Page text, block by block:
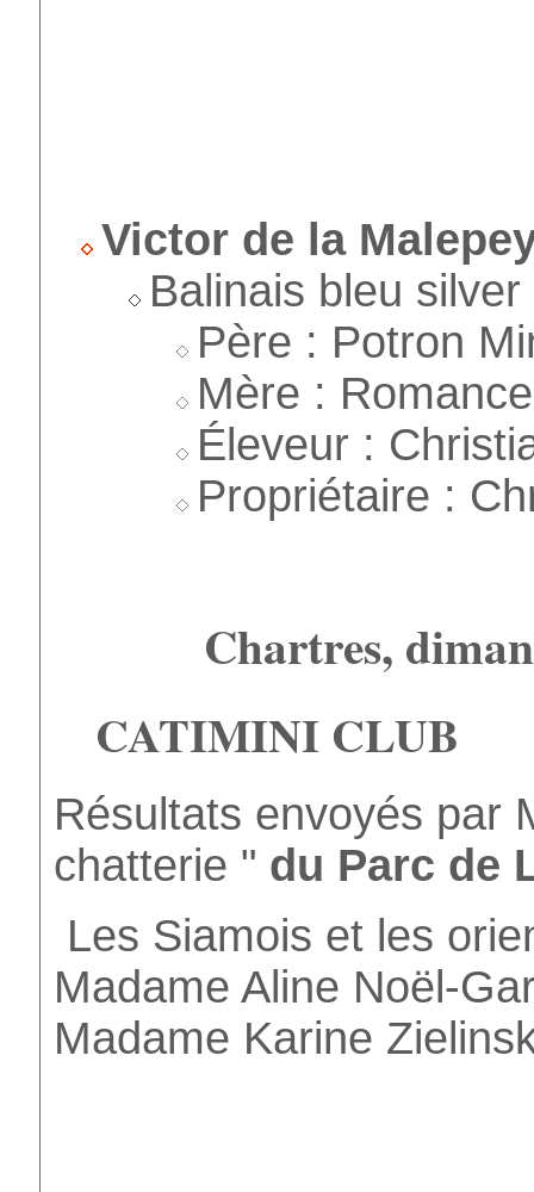
Victor de la
Balinais bleu
Père : Potron
Mère :
Éleveur :
Propriétaire :
Chartres,
CATIMINI CLUB
Résultats envoyés par
chatterie " du Parc de
Les Siamois et les
Madame Aline Noël-
Madame Karine